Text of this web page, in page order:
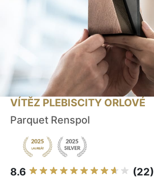
VÍTĚZ PLEBISCITY ORLOVÉ
Parquet Renspol
8.6 (22)